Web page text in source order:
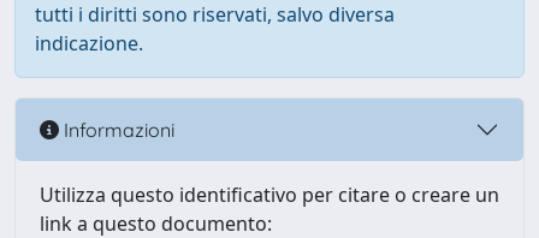
tutti i diritti sono riservati, salvo diversa
indicazione.
Informazioni
Utilizza questo identificativo per citare o creare un
link a questo documento: